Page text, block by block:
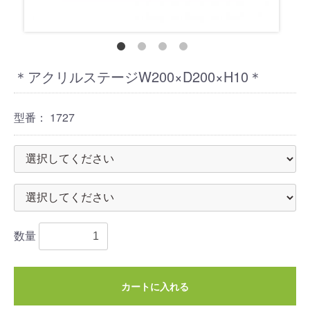
＊アクリルステージW200×D200×H10＊
型番： 1727
数量
カートに入れる